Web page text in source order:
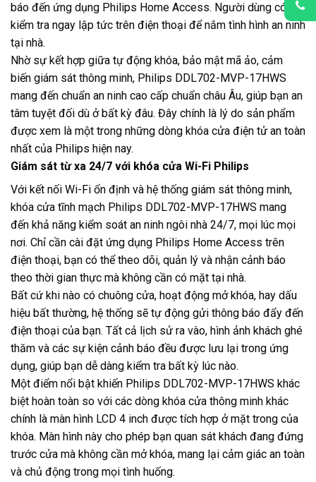
báo đến ứng dụng Philips Home Access. Người dùng có thể
kiểm tra ngay lập tức trên điện thoại để nắm tình hình an ninh
tại nhà.
Nhờ sự kết hợp giữa tự động khóa, bảo mật mã ảo, cảm
biến giám sát thông minh, Philips DDL702-MVP-17HWS
mang đến chuẩn an ninh cao cấp chuẩn châu Âu, giúp bạn an
tâm tuyệt đối dù ở bất kỳ đâu. Đây chính là lý do sản phẩm
được xem là một trong những dòng khóa cửa điện tử an toàn
nhất của Philips hiện nay.
Giám sát từ xa 24/7 với khóa cửa Wi-Fi Philips
Với kết nối Wi-Fi ổn định và hệ thống giám sát thông minh,
khóa cửa tĩnh mạch Philips DDL702-MVP-17HWS mang
đến khả năng kiểm soát an ninh ngôi nhà 24/7, mọi lúc mọi
nơi. Chỉ cần cài đặt ứng dụng Philips Home Access trên
điện thoại, bạn có thể theo dõi, quản lý và nhận cảnh báo
theo thời gian thực mà không cần có mặt tại nhà.
Bất cứ khi nào có chuông cửa, hoạt động mở khóa, hay dấu
hiệu bất thường, hệ thống sẽ tự động gửi thông báo đẩy đến
điện thoại của bạn. Tất cả lịch sử ra vào, hình ảnh khách ghé
thăm và các sự kiện cảnh báo đều được lưu lại trong ứng
dụng, giúp bạn dễ dàng kiểm tra bất kỳ lúc nào.
Một điểm nổi bật khiến Philips DDL702-MVP-17HWS khác
biệt hoàn toàn so với các dòng khóa cửa thông minh khác
chính là màn hình LCD 4 inch được tích hợp ở mặt trong của
khóa. Màn hình này cho phép bạn quan sát khách đang đứng
trước cửa mà không cần mở khóa, mang lại cảm giác an toàn
và chủ động trong mọi tình huống.